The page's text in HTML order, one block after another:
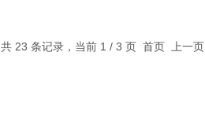
共 23 条记录，当前 1 / 3 页 首页 上一页